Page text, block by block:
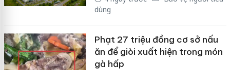
dùng
Phạt 27 triệu đồng cơ sở nấu
ăn để giòi xuất hiện trong món
gà hấp